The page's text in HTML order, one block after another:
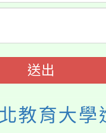
甄選結果(
化大學推廣
溝通分析基
生輔導中心
名參加。
送出
教育大學